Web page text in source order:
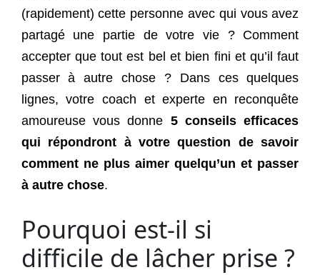
(rapidement) cette personne avec qui vous avez
partagé une partie de votre vie ? Comment
accepter que tout est bel et bien fini et qu’il faut
passer à autre chose ? Dans ces quelques
lignes, votre coach et experte en reconquête
amoureuse vous donne 5 conseils efficaces
qui répondront à votre question de savoir
comment ne plus aimer quelqu’un et passer
à autre chose.
Pourquoi est-il si
difficile de lâcher prise ?